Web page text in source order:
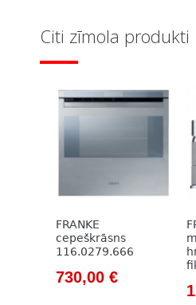
Citi zīmola produkti
FRANKE
cepeškrāsns
116.0279.666
Original
730,00 €Current